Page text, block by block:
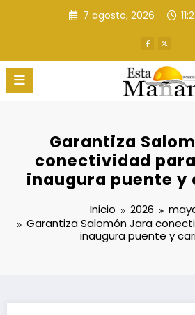
7 agosto, 2026
Garantiza
conectividad
inaugura puente y
Inicio 2026
Garantiza Salomón Jara
inaugura puente y